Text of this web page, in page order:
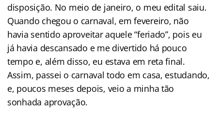
disposição. No meio de janeiro, o meu edital saiu.
Quando chegou o carnaval, em fevereiro, não
havia sentido aproveitar aquele “feriado”, pois eu
já havia descansado e me divertido há pouco
tempo e, além disso, eu estava em reta final.
Assim, passei o carnaval todo em casa, estudando,
e, poucos meses depois, veio a minha tão
sonhada aprovação.